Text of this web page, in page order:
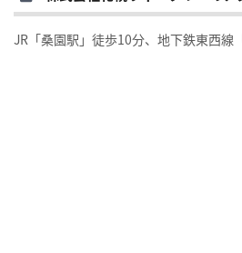
JR「桑園駅」徒歩10分、地下鉄東西線